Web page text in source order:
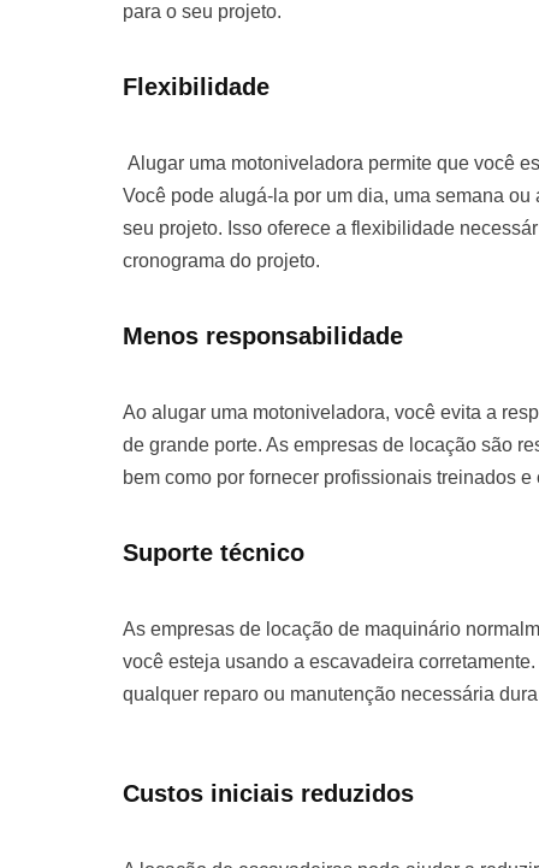
para o seu projeto.
Flexibilidade
Alugar uma motoniveladora permite que você
Você pode alugá-la por um dia, uma semana
seu projeto. Isso oferece a flexibilidade
cronograma do projeto.
Menos responsabilidade
Ao alugar uma motoniveladora, você evita a
de grande porte. As empresas de locação são
bem como por fornecer profissionais treinados
Suporte técnico
As empresas de locação de maquinário
você esteja usando a escavadeira
qualquer reparo ou manutenção necessária
Custos iniciais reduzidos